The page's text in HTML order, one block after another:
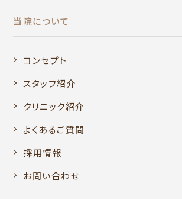
当院について
コンセプト
スタッフ紹介
クリニック紹介
よくあるご質問
採用情報
お問い合わせ